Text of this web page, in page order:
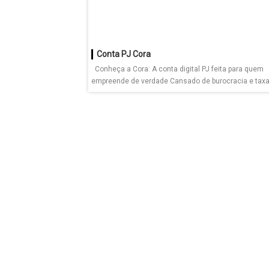
Conta PJ Cora
Conheça a Cora: A conta digital PJ feita para quem
empreende de verdade Cansado de burocracia e